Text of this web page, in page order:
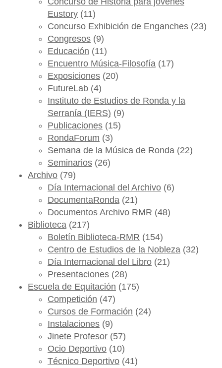
Eustory (11)
Concurso Exhibición de Enganches (23)
Congresos (9)
Educación (11)
Encuentro Música-Filosofía (17)
Exposiciones (20)
FutureLab (4)
Instituto de Estudios de Ronda y la
Serranía (IERS) (9)
Publicaciones (15)
RondaForum (3)
Semana de la Música de Ronda (22)
Seminarios (26)
Archivo (79)
Día Internacional del Archivo (6)
DocumentaRonda (21)
Documentos Archivo RMR (48)
Biblioteca (217)
Boletín Biblioteca-RMR (154)
Centro de Estudios de la Nobleza (32)
Día Internacional del Libro (21)
Presentaciones (28)
Escuela de Equitación (175)
Competición (47)
Cursos de Formación (24)
Instalaciones (9)
Jinete Profesor (57)
Ocio Deportivo (10)
Técnico Deportivo (41)